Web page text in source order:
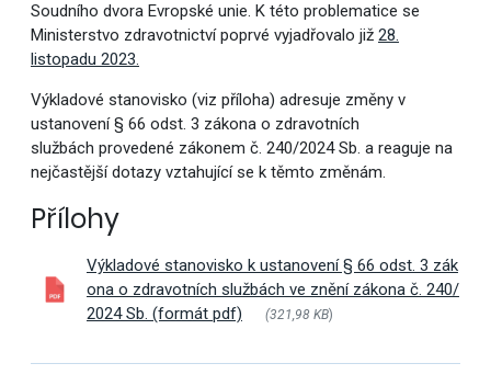
Soudního dvora Evropské unie. K této problematice se
Ministerstvo zdravotnictví poprvé vyjadřovalo již 28.
listopadu 2023.
Výkladové stanovisko (viz příloha) adresuje změny v
ustanovení § 66 odst. 3 zákona o zdravotních
službách provedené zákonem č. 240/2024 Sb. a reaguje na
nejčastější dotazy vztahující se k těmto změnám.
Přílohy
Výkladové stanovisko k ustanovení § 66 odst. 3 zák
ona o zdravotních službách ve znění zákona č. 240/
2024 Sb. (formát pdf)
(321,98 KB)